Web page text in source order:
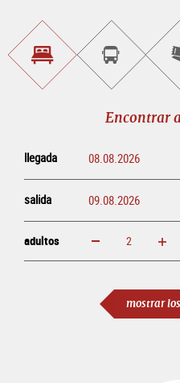
Encontrar
alojamiento
Reservar
visitas
guiadas
Encontrar
llegada
salida
adultos aumentar
mostrar